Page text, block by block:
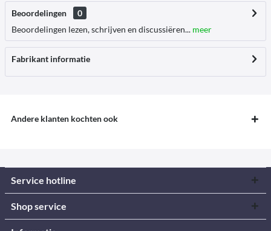
Beoordelingen
0
Beoordelingen lezen, schrijven en discussiëren... meer
Fabrikant informatie
Andere klanten kochten ook
Service hotline
Shop service